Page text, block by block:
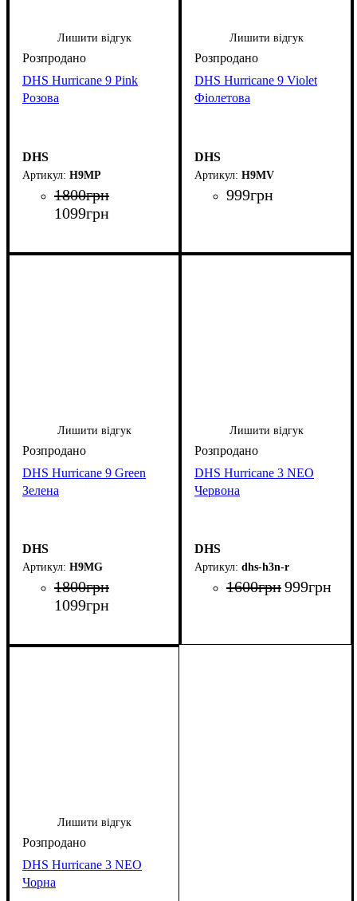
Лишити відгук
DHS Hurricane 9 Pink
Розова
DHS
H9MP
1800грн
1099грн
Лишити відгук
DHS Hurricane 9 Violet
Фіолетова
DHS
H9MV
999грн
Лишити відгук
DHS Hurricane 9 Green
Зелена
DHS
H9MG
1800грн
1099грн
Лишити відгук
DHS Hurricane 3 NEO
Червона
DHS
dhs-h3n-r
1600грн999грн
Лишити відгук
DHS Hurricane 3 NEO
Чорна